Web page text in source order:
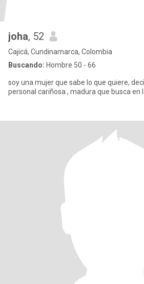
joha, 52
Cajicá, Cundinamarca, Colombia
Buscando: Hombre 50 - 66
soy una mujer que sabe lo que quiere,
personal cariñosa , madura que busca en